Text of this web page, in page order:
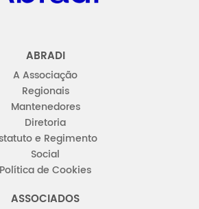
ABRADI
A Associação
Regionais
Mantenedores
Diretoria
e Regimento
Social
Política de Cookies
ASSOCIADOS